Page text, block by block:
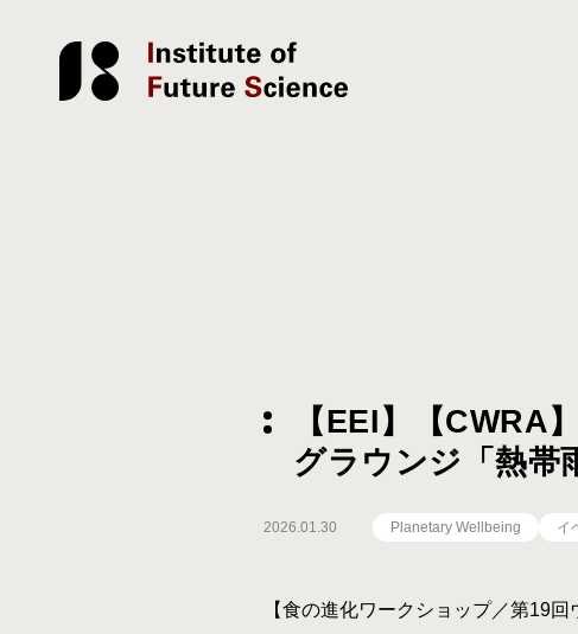
【EEI】【CWRA
グラウンジ「熱帯
2026.01.30 Planetary Wellbeing イ
【食の進化ワークショップ／第19